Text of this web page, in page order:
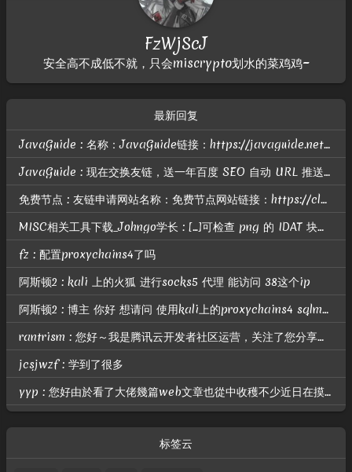
FzWjScJ
安全高不成低不就，只会miscrypto划水的菜鸡鸡~
最新回复
JavaGuide : 名称：JavaGuide链接：https://javaguide.net头像：https://javaguide.net/icon-192.png描述：「Java学习 + 面试指南」OG：htt...
JavaGuide : 现在交换友链，送一年百度 SEO 自动 URL 推送； 智能自动推送介绍地址：https://nogeek.cn/product/baidu-seo-auto-push-daily.html
免费节点 : 友链申请网站名称：免费节点网站链接：https://clashgithub.com网站头像：https://clashgithub.com/wp-content/uploads/avatar.p...
MISC相关工具下载_Johngo学长 : [...]可检查 png 的 IDAT 块是否有问题相关题目可参考：https://blog.csdn.net/u010391191/article/details/80818785有关解题脚本...
fz : 配置proxychains4了吗
阿斯顿2 : kali 上的火狐 进行socks5 代理 能访问 38这个ip
阿斯顿2 : 博主 你好 想请问 使用kali上的proxychains4 sqlmap 进行扫描 提示我无法连接172.22.6.38？ 但是做了路由和代理的
rantrism : 您好～我是腾讯云开发者社区运营，关注了您分享的技术文章，觉得内容很棒，我们诚挚邀请您加入腾讯云自媒体分享计划。完整福利和申请地址请见：https://cloud.tencent.com/deve...
jcsjwzf : 学到了很多
yyp : 您好由於看了大佬幾篇web文章也從中收穫不少近日在摸索幾題web ctf的題目試了很多天之後仍然沒有什麼進展不知道你是否有空幫我看看題目並指導小妹期待你的回信
标签云